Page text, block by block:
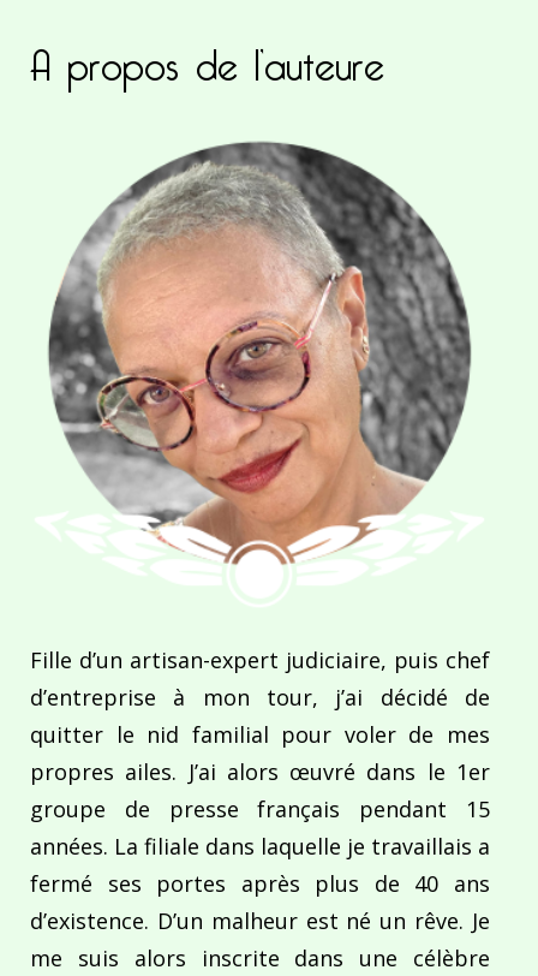
A propos de l’auteure
Fille d’un artisan-expert judiciaire, puis chef
d’entreprise à mon tour, j’ai décidé de
quitter le nid familial pour voler de mes
propres ailes. J’ai alors œuvré dans le 1er
groupe de presse français pendant 15
années. La filiale dans laquelle je travaillais a
fermé ses portes après plus de 40 ans
d’existence. D’un malheur est né un rêve. Je
me suis alors inscrite dans une célèbre